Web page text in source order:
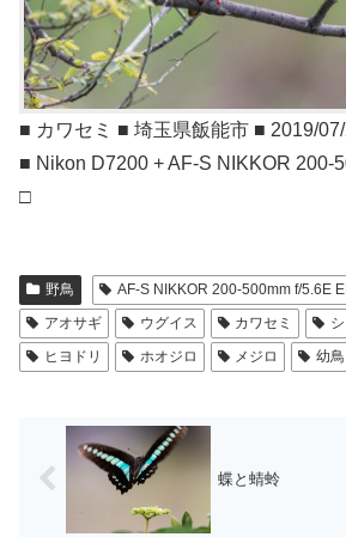
■ カワセミ ■ 埼玉県飯能市 ■ 2019/
■ Nikon D7200 + AF-S NIKKOR 200-
□
野鳥 AF-S NIKKOR 200-500mm f/5.6E
アオサギ
ウグイス カワセミ
ヒヨドリ
ホオジロ メジロ 幼鳥
蝶と蜻蛉